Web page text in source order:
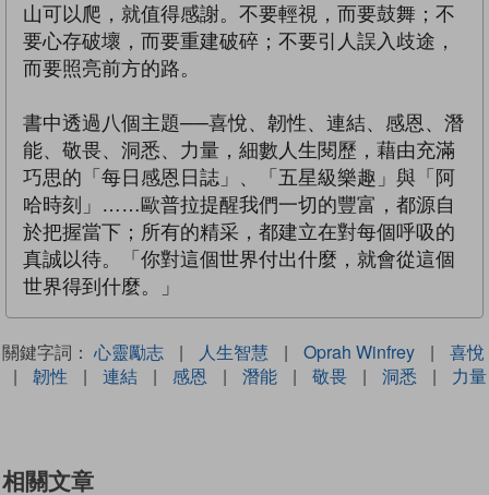
山可以爬，就值得感謝。不要輕視，而要鼓舞；不
要心存破壞，而要重建破碎；不要引人誤入歧途，
而要照亮前方的路。
書中透過八個主題──喜悅、韌性、連結、感恩、潛
能、敬畏、洞悉、力量，細數人生閱歷，藉由充滿
巧思的「每日感恩日誌」、「五星級樂趣」與「阿
哈時刻」……歐普拉提醒我們一切的豐富，都源自
於把握當下；所有的精采，都建立在對每個呼吸的
真誠以待。「你對這個世界付出什麼，就會從這個
世界得到什麼。」
關鍵字詞： 心靈勵志 | 人生智慧 | Oprah Winfrey |
喜悅
|
韌性 | 連結 | 感恩 | 潛能 | 敬畏 | 洞悉 | 力量
相關文章